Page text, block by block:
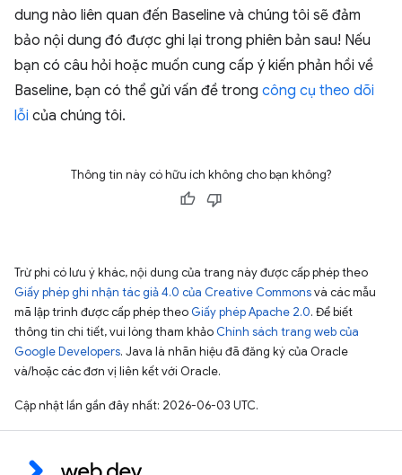
dung nào liên quan đến Baseline và chúng tôi sẽ đảm
bảo nội dung đó được ghi lại trong phiên bản sau! Nếu
bạn có câu hỏi hoặc muốn cung cấp ý kiến phản hồi về
Baseline, bạn có thể gửi vấn đề trong công cụ theo dõi
lỗi của chúng tôi.
Thông tin này có hữu ích không cho bạn không?
Trừ phi có lưu ý khác, nội dung của trang này được cấp phép theo
Giấy phép ghi nhận tác giả 4.0 của Creative Commonsvà các mẫu
mã lập trình được cấp phép theo Giấy phép Apache 2.0. Để biết
thông tin chi tiết, vui lòng tham khảo Chính sách trang web của
Google Developers. Java là nhãn hiệu đã đăng ký của Oracle
và/hoặc các đơn vị liên kết với Oracle.
Cập nhật lần gần đây nhất: 2026-06-03 UTC.